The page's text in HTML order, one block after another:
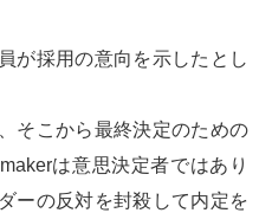
が採用の意向を示したとし
そこから最終決定のための
は意思決定者ではあり
ーの反対を封殺して内定を